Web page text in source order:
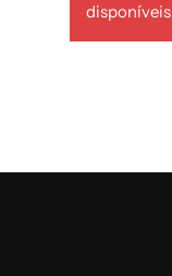
disponíveis